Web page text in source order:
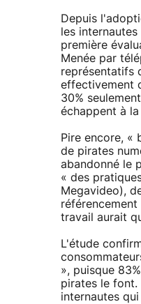
Depuis
les
première
Menée par
représentatifs
effectivement
30%
échappent à
Pire encore, «
de pirates
abandonné le
« des
Megavideo),
travail aurait
L'étude
», puisque
pirates le font.
internautes